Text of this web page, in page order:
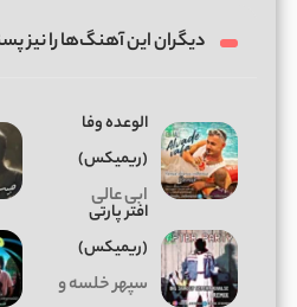
دیگران این آهنگ‌ها را نیز
الوعده وفا
(ریمیکس)
ابی عالی
افتر پارتی
(ریمیکس)
سپهر خلسه و